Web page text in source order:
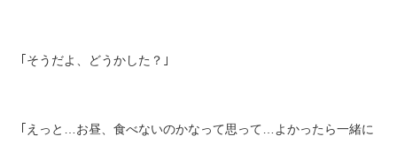
｢そうだよ、どうかした？｣
｢えっと…お昼、食べないのかなって思って…よかったら一緒に